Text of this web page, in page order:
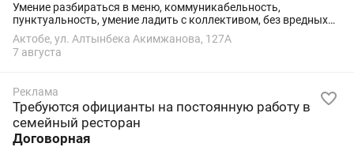
Умение разбираться в меню, коммуникабельность,
пунктуальность, умение ладить с коллективом, без вредных
привычек
Актобе, ул. Алтынбека Акимжанова, 127А
7 августа
Реклама
Требуются официанты на постоянную работу в
семейный ресторан
Договорная